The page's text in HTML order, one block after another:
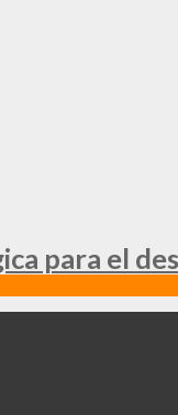
para el